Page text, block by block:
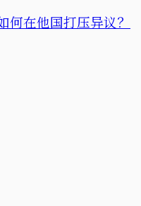
在他国打压异议？